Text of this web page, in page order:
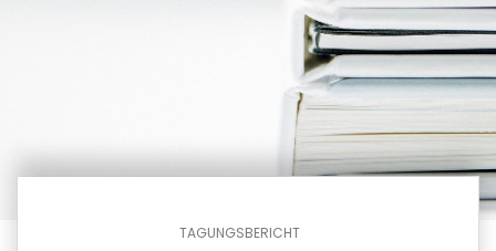
TAGUNGSBERICHT